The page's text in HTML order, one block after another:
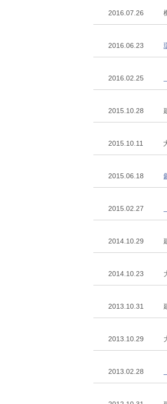
2016.07.26
2016.06.23
2016.02.25
2015.10.28
2015.10.11
2015.06.18
2015.02.27
2014.10.29
2014.10.23
2013.10.31
2013.10.29
2013.02.28